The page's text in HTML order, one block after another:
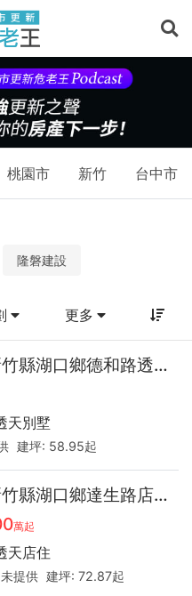
桃園市 新竹 台中市
隆磐建設
更多
縣湖口鄉德和路透天32.3
天別墅
建坪: 58.95起
縣湖口鄉達生路店面30.8
萬起
天店住
未提供 建坪:72.87起